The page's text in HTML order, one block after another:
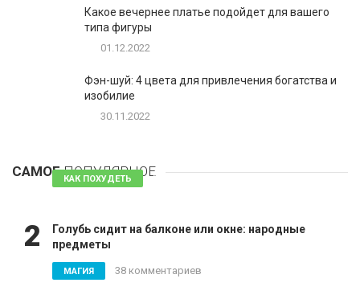
Какое вечернее платье подойдет для вашего
типа фигуры
01.12.2022
Фэн-шуй: 4 цвета для привлечения богатства и
изобилие
30.11.2022
САМОЕПОПУЛЯРНОЕ
КАК ПОХУДЕТЬ 81 комментарий
2
Голубь сидит на балконе или окне: народные
предметы
МАГИЯ 38 комментариев